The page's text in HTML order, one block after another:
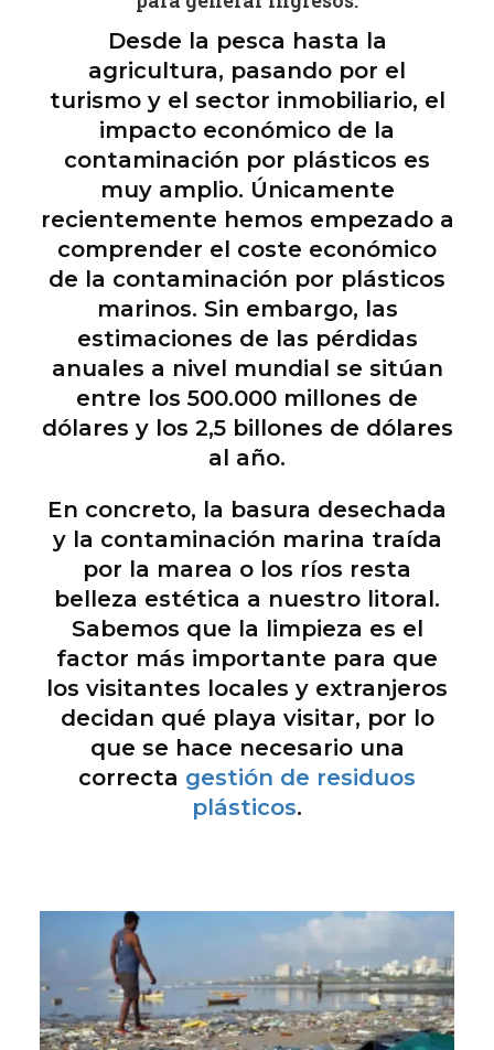
Desde la pesca hasta la
agricultura, pasando por el
turismo y el sector inmobiliario, el
impacto económico de la
contaminación por plásticos es
muy amplio. Únicamente
recientemente hemos empezado a
comprender el coste económico
de la contaminación por plásticos
marinos. Sin embargo, las
estimaciones de las pérdidas
anuales a nivel mundial se sitúan
entre los 500.000 millones de
dólares y los 2,5 billones de dólares
al año.
En concreto, la basura desechada
y la contaminación marina traída
por la marea o los ríos resta
belleza estética a nuestro litoral.
Sabemos que la limpieza es el
factor más importante para que
los visitantes locales y extranjeros
decidan qué playa visitar, por lo
que se hace necesario una
correcta gestión de residuos
plásticos.